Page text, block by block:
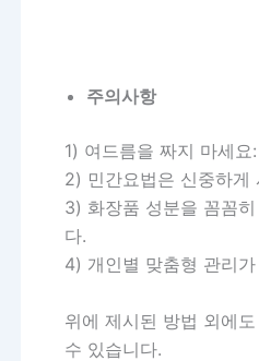
주의사항
1) 여드름을 짜지 마세
2) 민간요법은 신중하게
3) 화장품 성분을 꼼꼼
다.
4) 개인별 맞춤형 관리
위에 제시된 방법 외에
수 있습니다.